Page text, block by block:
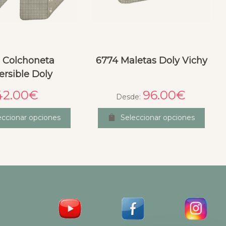
Colchoneta
Doly
€
opciones
6774 Maletas Doly Vichy
Desde: 96.00€
Seleccionar opciones